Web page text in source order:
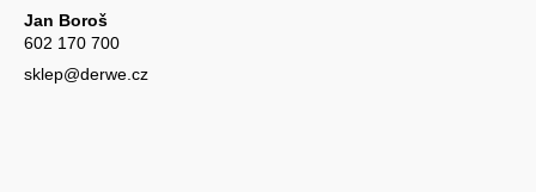
Jan Boroš
602 170 700
sklep@derwe.cz